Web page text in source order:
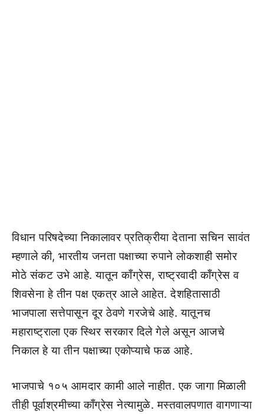
विधान परिषदेच्या निकालावर प्रतिक्रीया देताना सचिन सावंत
म्हणाले की, भारतीय जनता पक्षाच्या रुपाने लोकशाही समोर
मोठे संकट उभे आहे. यातून काँग्रेस, राष्ट्रवादी काँग्रेस व
शिवसेना हे तीन पक्ष एकत्र आले आहेत. देशहितासाठी
भाजपाला सत्तेपासून दूर ठेवणे गरजेचे आहे. यातूनच
महाराष्ट्राला एक स्थिर सरकार दिले गेले असून आजचे
निकाल हे या तीन पक्षाच्या एकोप्याचे फळ आहे.
भाजपाचे १०५ आमदार कामी आले नाहीत. एक जागा मिळाली
तीही पूर्वाश्रमीच्या काँग्रेस नेत्यामुळे. मस्तवालपणात वागणाऱ्या